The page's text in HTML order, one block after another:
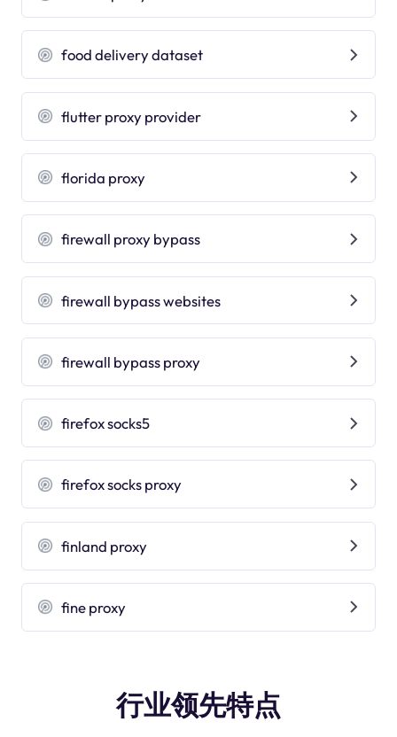
food delivery dataset
flutter proxy provider
florida proxy
firewall proxy bypass
firewall bypass websites
firewall bypass proxy
firefox socks5
firefox socks proxy
finland proxy
fine proxy
行业领先特点